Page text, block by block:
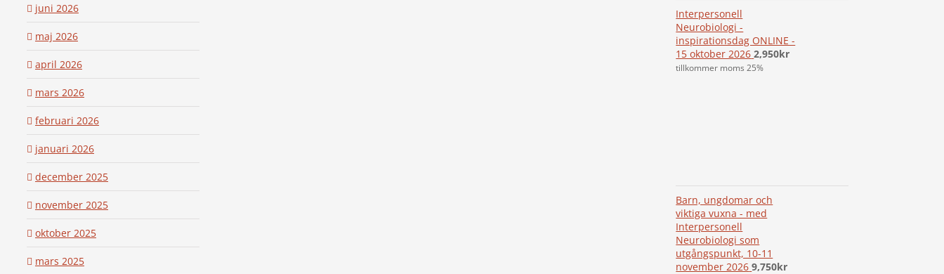
juni 2026
maj 2026
april 2026
mars 2026
februari 2026
januari 2026
december 2025
november 2025
oktober 2025
mars 2025
Interpersonell
Neurobiologi -
inspirationsdag ONLINE -
15 oktober 2026 2,950kr
tillkommer moms 25%
Barn, ungdomar och
viktiga vuxna - med
Interpersonell
Neurobiologi som
utgångspunkt, 10-11
november 2026 9,750kr